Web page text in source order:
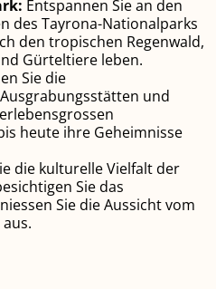
Entspannen Sie an den
des Tayrona-Nationalparks
den tropischen Regenwald,
Gürteltiere leben.
Sie die
und
heute ihre Geheimnisse
die kulturelle Vielfalt der
Sie das
Sie die Aussicht vom